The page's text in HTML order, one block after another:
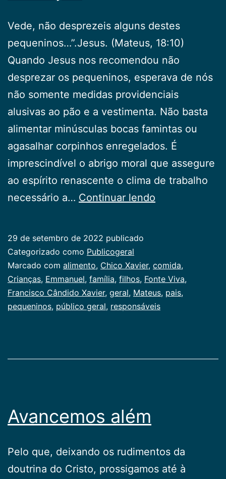
Vede, não desprezeis alguns destes
pequeninos…”.Jesus. (Mateus, 18:10)
Quando Jesus nos recomendou não
desprezar os pequeninos, esperava de nós
não somente medidas providenciais
alusivas ao pão e a vestimenta. Não basta
alimentar minúsculas bocas famintas ou
agasalhar corpinhos enregelados. É
imprescindível o abrigo moral que assegure
ao espírito renascente o clima de trabalho
necessário a… Continuar lendo
29 de setembro de 2022 publicado
Categorizado como Publicogeral
Marcado com alimento, Chico Xavier, comida,
Crianças, Emmanuel, família, filhos, Fonte Viva,
Francisco Cândido Xavier, geral, Mateus, pais,
pequeninos, público geral, responsáveis
Avancemos além
Pelo que, deixando os rudimentos da
doutrina do Cristo, prossigamos até à